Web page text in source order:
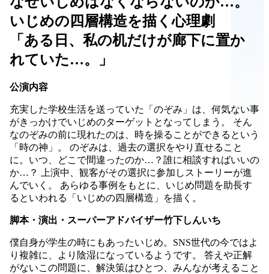
いじめの四層構造を描く心理劇
「ある日、私の机だけが廊下に置か
れていた…。」
公演内容
充実した学校生活を送っていた「のぞみ」は、何気ない事
がきっかけでいじめのターゲットとなってしまう。 そん
なのぞみの前に現れたのは、時を操ることができるという
「時の神」。 のぞみは、過去の選択をやり直せること
に。いつ、どこで間違ったのか…？誰に相談すればいいの
か…？ 上演中、観客がその選択に参加しストーリーが進
んでいく。 あらゆる事例をもとに、いじめ問題を助長す
るといわれる「いじめの四層構造」を描く。
脚本・演出・スーパーアドバイザー竹下しんいち
僕自身が学生の時にもあったいじめ。SNS世代の今ではよ
り複雑に、より陰湿になっているようです。 答えや正解
がないこの問題に、解決策はひとつ、みんなが考えること